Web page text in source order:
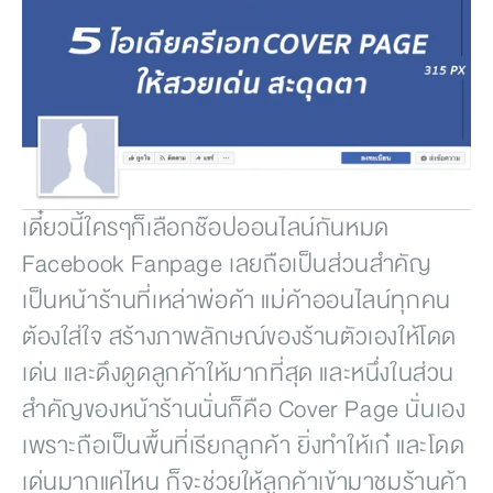
เดี๋ยวนี้ใครๆก็เลือกช๊อปออนไลน์กันหมด
Facebook Fanpage เลยถือเป็นส่วนสำคัญ
เป็นหน้าร้านที่เหล่าพ่อค้า แม่ค้าออนไลน์ทุกคน
ต้องใส่ใจ สร้างภาพลักษณ์ของร้านตัวเองให้โดด
เด่น และดึงดูดลูกค้าให้มากที่สุด และหนึ่งในส่วน
สำคัญของหน้าร้านนั่นก็คือ Cover Page นั่นเอง
เพราะถือเป็นพื้นที่เรียกลูกค้า ยิ่งทำให้เก๋ และโดด
เด่นมากแค่ไหน ก็จะช่วยให้ลูกค้าเข้ามาชมร้านค้า